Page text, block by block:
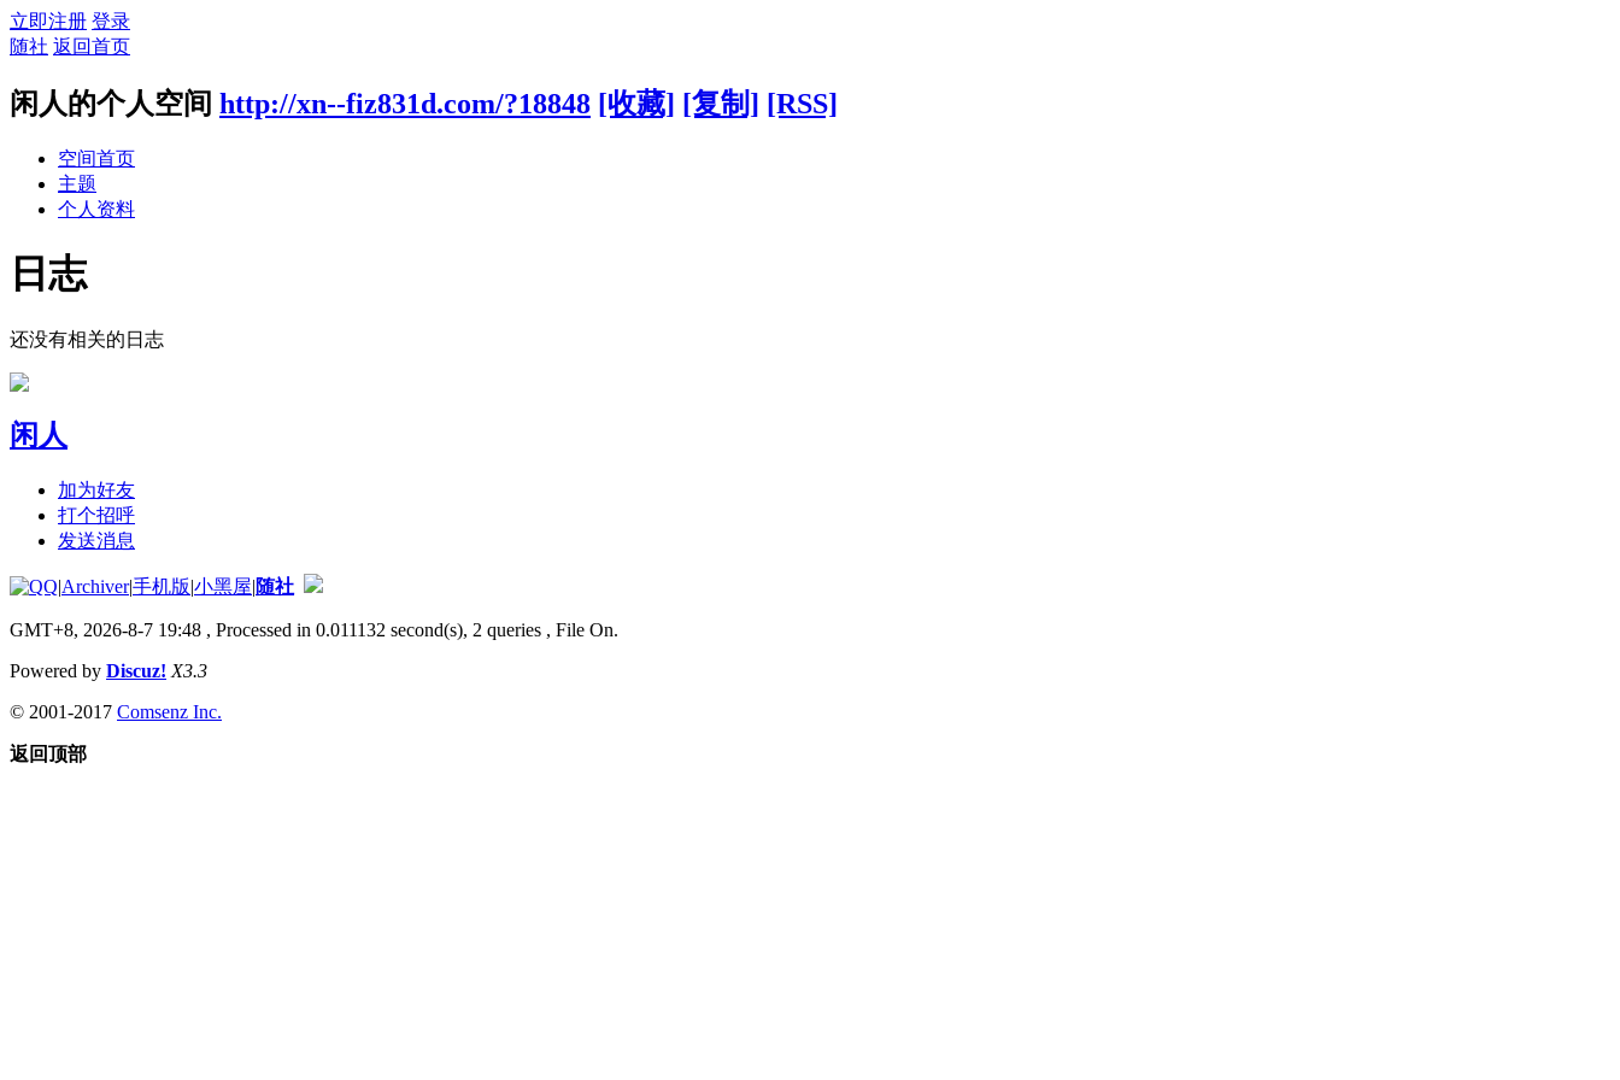
立即注册 登录
随社 返回首页
闲人的个人空间 http://xn--fiz831d.com/?18848 [收藏] [复制] [RSS]
空间首页
主题
个人资料
日志
还没有相关的日志
闲人
加为好友
打个招呼
发送消息
|Archiver|手机版|小黑屋|随社
GMT+8, 2026-8-7 19:48 , Processed in 0.011132 second(s), 2 queries , File On.
Powered by Discuz! X3.3
© 2001-2017 Comsenz Inc.
返回顶部